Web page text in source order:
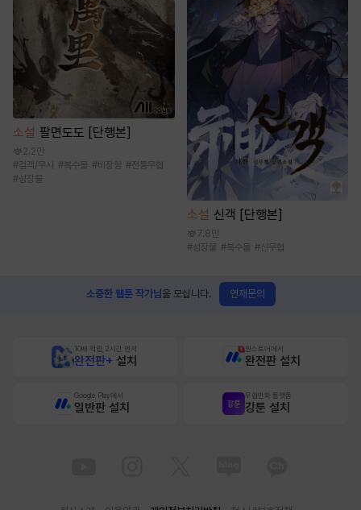
소설 팔면도도 [단행본]
2.2만
#검객/무사 #복수물 #비장함 #전통무협
#성장물
소설 신객 [단행본]
7.8만
#성장물 #복수물 #신무협
소중한 웹툰 작가님을 모십니다. 연재문의
10배 적립, 2시간 먼저
완전판+ 설치
원스토어에서
완전판 설치
Google Play에서
일반판 설치
무협만화 플랫폼
강툰 설치